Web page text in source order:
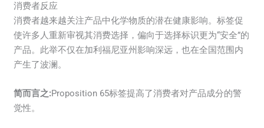
消费者反应
消费者越来越关注产品中化学物质的潜在健康影响。标签促
使许多人重新审视其消费选择，偏向于选择标识更为“安全”的
产品。此举不仅在加利福尼亚州影响深远，也在全国范围内
产生了波澜。
简而言之:Proposition 65标签提高了消费者对产品成分的警
觉性。